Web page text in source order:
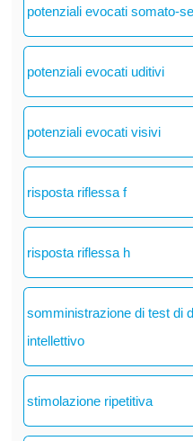
potenziali evocati somato-
potenziali evocati uditivi
potenziali evocati visivi
risposta riflessa f
risposta riflessa h
somministrazione di test di
intellettivo
stimolazione ripetitiva